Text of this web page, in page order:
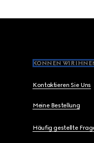
KÖNNEN WIR
Kontaktieren Sie Uns
Meine Bestellung
Häufig gestellte